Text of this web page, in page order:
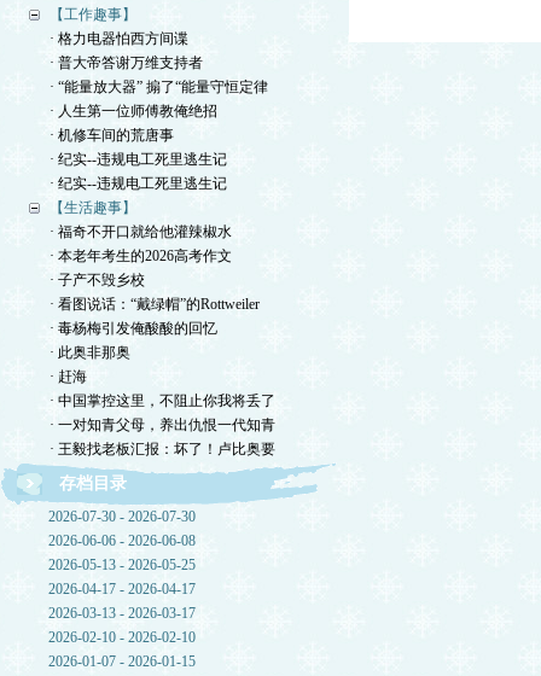
【工作趣事】
· 格力电器怕西方间谍
· 普大帝答谢万维支持者
· “能量放大器” 搧了“能量守恒定律
· 人生第一位师傅教俺绝招
· 机修车间的荒唐事
· 纪实--违规电工死里逃生记
· 纪实--违规电工死里逃生记
【生活趣事】
· 福奇不开口就给他灌辣椒水
· 本老年考生的2026高考作文
· 子产不毁乡校
· 看图说话：“戴绿帽”的Rottweiler
· 毒杨梅引发俺酸酸的回忆
· 此奥非那奥
· 赶海
· 中国掌控这里，不阻止你我将丢了
· 一对知青父母，养出仇恨一代知青
· 王毅找老板汇报：坏了！卢比奥要
存档目录
2026-07-30 - 2026-07-30
2026-06-06 - 2026-06-08
2026-05-13 - 2026-05-25
2026-04-17 - 2026-04-17
2026-03-13 - 2026-03-17
2026-02-10 - 2026-02-10
2026-01-07 - 2026-01-15